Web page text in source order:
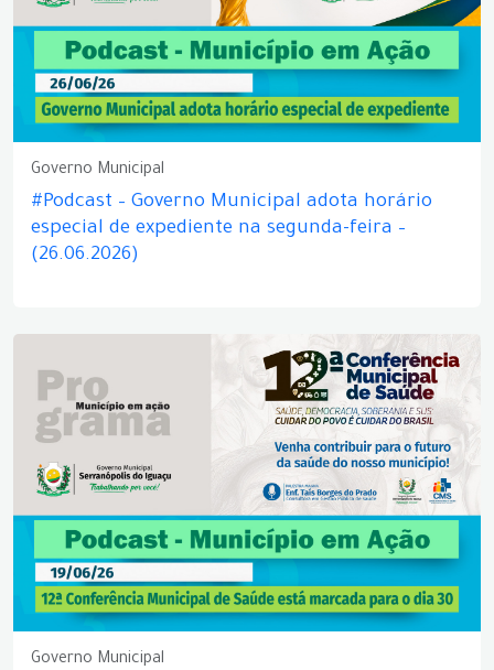
Governo Municipal
#Podcast – Governo Municipal adota horário
especial de expediente na segunda-feira –
(26.06.2026)
Governo Municipal